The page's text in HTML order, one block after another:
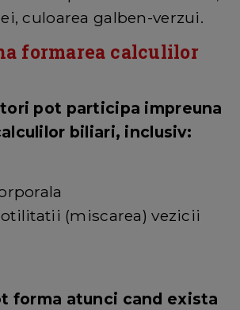
culoarea galben-verzui.
formarea calculilor
pot participa impreuna
biliari, inclusiv:
(miscarea) vezicii
forma atunci cand exista